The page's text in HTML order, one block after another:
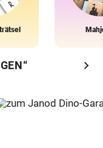
chevron_right